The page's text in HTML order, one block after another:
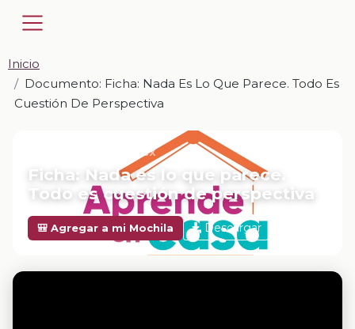
Inicio
Documento: Ficha: Nada Es Lo Que Parece. Todo Es
Cuestión De Perspectiva
📎 DOCUMENTO · DOCX
Ficha: Nada es lo que parece.
Todo es cuestión de perspectiva
🎒 Agregar a mi Mochila Descargar